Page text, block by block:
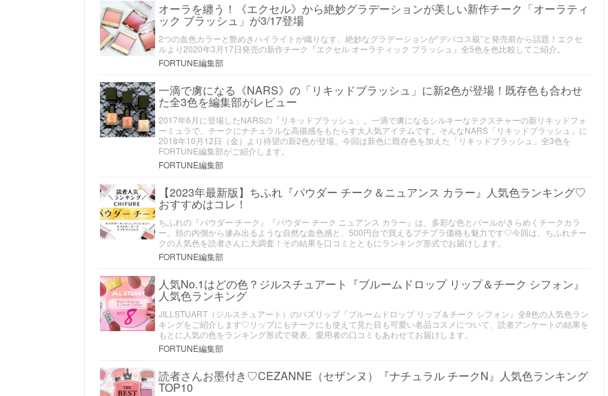
オーラを纏う！《エクセル》から絶妙グラデーションが美しい新作チーク「オーラティ
ック ブラッシュ」が3/17登場
2つの血色カラーと艶めきハイライトが織りなす、絶妙なグラデーションが“デパコス級”と発売前から話題！エクセ
ルより2020年3月17日発売の新作チーク『エクセル オーラティック ブラッシュ』全5色を色比較してご紹介。
FORTUNE編集部
一滴で虜になる《NARS》の「リキッドブラッシュ」に新2色が登場！既存色も合わせ
た全3色を編集部がレビュー
2017年6月に登場したNARSの「リキッドブラッシュ」。一滴で虜になるシルキーなテクスチャーの新リキッドフォ
ーミュラで、チークにナチュラルな高揚感をもたらす大人気アイテムです。そんなNARS「リキッドブラッシュ」に
2018年10月12日（金）より待望の新2色が登場。今回は新色に既存色を加えた「リキッドブラッシュ」全3色を
FORTUNE編集部がご紹介します。
FORTUNE編集部
【2023年最新版】ちふれ『パウダー チーク＆ニュアンス カラー』人気色ランキング♡
おすすめはコレ！
ちふれの『パウダー チーク』『パウダー チーク ニュアンス カラー』は、多彩な色とパールがきらめくチークカラ
ー。頬の内側から滲み出るような自然な血色感と、500円台で買えるプチプラ価格も魅力です♡今回は、ちふれチー
クの人気色を読者さんに大調査！その結果を口コミとともにランキング形式でお届けします。
FORTUNE編集部
人気No.1はどの色？ジルスチュアート『ブルームドロップ リップ＆チーク シフォン』
人気色ランキング
JILLSTUART（ジルスチュアート）のバズリップ『ブルームドロップ リップ＆チーク シフォン』全8色の人気色ラン
キングをご紹介します♡リップにもチークにも使えて見た目も可愛い名品コスメについて、読者アンケートの結果を
もとに人気の色をランキング形式で発表。愛用者の口コミもあわせてお届けします。
FORTUNE編集部
読者さんお墨付き♡CEZANNE（セザンヌ）『ナチュラル チークN』人気色ランキング
TOP10